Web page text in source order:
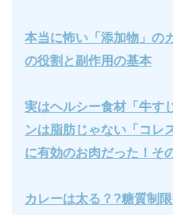
本当に怖い「添加物」の
の役割と副作用の基本
実はヘルシー食材「牛す
ンは脂肪じゃない「コレ
に有効のお肉だった！そ
カレーは太る？?糖質制